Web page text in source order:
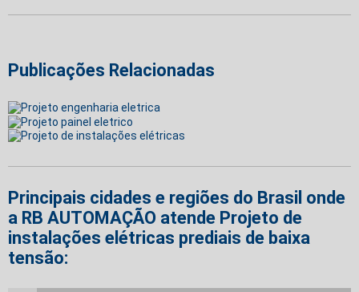
Publicações Relacionadas
Principais cidades e regiões do Brasil onde
a RB AUTOMAÇÃO atende Projeto de
instalações elétricas prediais de baixa
tensão: